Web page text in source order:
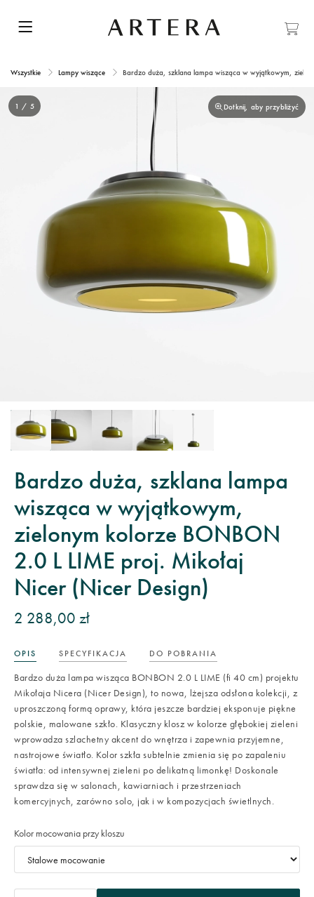
Wszystkie Lampy wiszące Bardzo duża, szklana lampa wisząca w wyjątkowym,
Dotknij, aby przybliżyć
1 / 5
Bardzo duża, szklana lampa
wisząca w wyjątkowym,
zielonym kolorze BONBON
2.0 L LIME proj. Mikołaj
Nicer (Nicer Design)
2 288,00 zł
OPIS SPECYFIKACJA DO POBRANIA
Bardzo duża lampa wisząca BONBON 2.0 L LIME (fi 40 cm) projektu
Mikołaja Nicera (Nicer Design), to nowa, lżejsza odsłona kolekcji, z
uproszczoną formą oprawy, która jeszcze bardziej eksponuje piękne
polskie, malowane szkło. Klasyczny klosz w kolorze głębokiej zieleni
wprowadza szlachetny akcent do wnętrza i zapewnia przyjemne,
nastrojowe światło. Kolor szkła subtelnie zmienia się po zapaleniu
światła: od intensywnej zieleni po delikatną limonkę! Doskonale
sprawdza się w salonach, kawiarniach i przestrzeniach
komercyjnych, zarówno solo, jak i w kompozycjach świetlnych.
Kolor mocowania przy kloszu